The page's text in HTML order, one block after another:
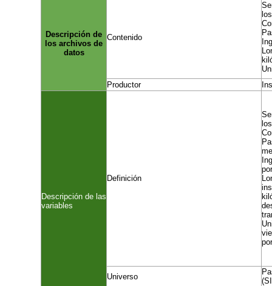
Descripción de
los archivos de
datos
Contenido
Productor
Descripción de las
variables
Definición
Universo